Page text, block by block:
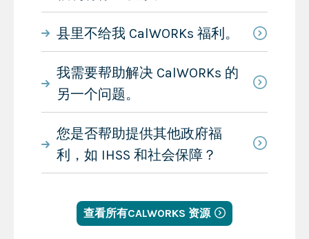
县里不给我 CalWORKs 福利。
我需要帮助解决 CalWORKs 的
另一个问题。
您是否帮助提供其他政府福
利，如 IHSS 和社会保障？
查看所有CALWORKS 资源